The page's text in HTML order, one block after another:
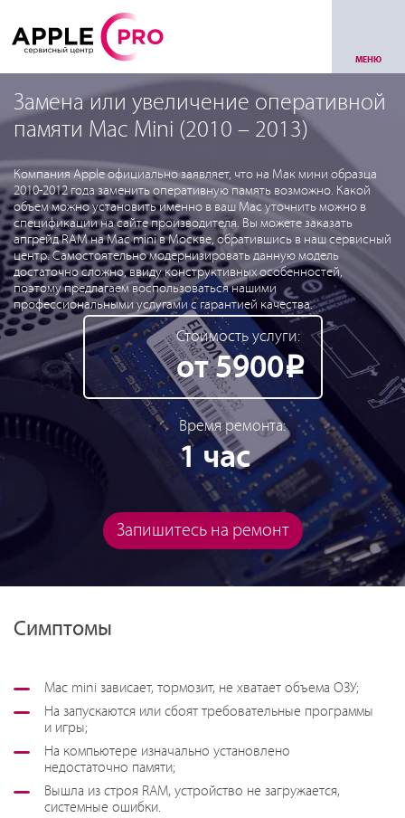
МЕНЮ
Замена или увеличение оперативной
памяти Mac Mini (2010 – 2013)
Компания Apple официально заявляет, что на Мак мини образца
2010-2012 года заменить оперативную память возможно. Какой
объем можно установить именно в ваш Mac уточнить можно в
спецификации на сайте производителя. Вы можете заказать
апгрейд RAM на Mac mini в Москве, обратившись в наш сервисный
центр. Самостоятельно модернизировать данную модель
достаточно сложно, ввиду конструктивных особенностей,
поэтому предлагаем воспользоваться нашими
профессиональными услугами с гарантией качества.
Стоимость услуги:
от 5900Р
Время ремонта:
1 час
Запишитесь на ремонт
Симптомы
Mac mini зависает, тормозит, не хватает объема ОЗУ;
На запускаются или сбоят требовательные программы
и игры;
На компьютере изначально установлено
недостаточно памяти;
Вышла из строя RAM, устройство не загружается,
системные ошибки.